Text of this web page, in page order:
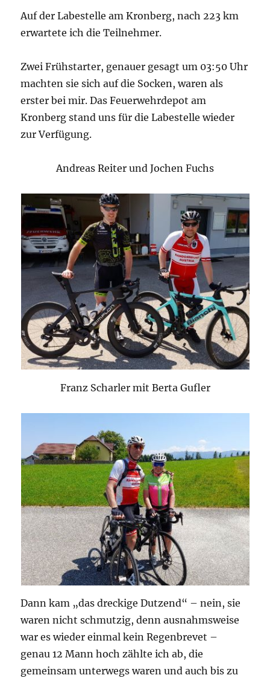
Auf der Labestelle am Kronberg, nach 223 km
erwartete ich die Teilnehmer.
Zwei Frühstarter, genauer gesagt um 03:50 Uhr
machten sie sich auf die Socken, waren als
erster bei mir. Das Feuerwehrdepot am
Kronberg stand uns für die Labestelle wieder
zur Verfügung.
Andreas Reiter und Jochen Fuchs
Franz Scharler mit Berta Gufler
Dann kam „das dreckige Dutzend“ – nein, sie
waren nicht schmutzig, denn ausnahmsweise
war es wieder einmal kein Regenbrevet –
genau 12 Mann hoch zählte ich ab, die
gemeinsam unterwegs waren und auch bis zu